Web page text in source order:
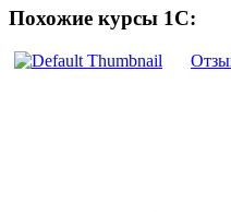
Похожие курсы 1С: